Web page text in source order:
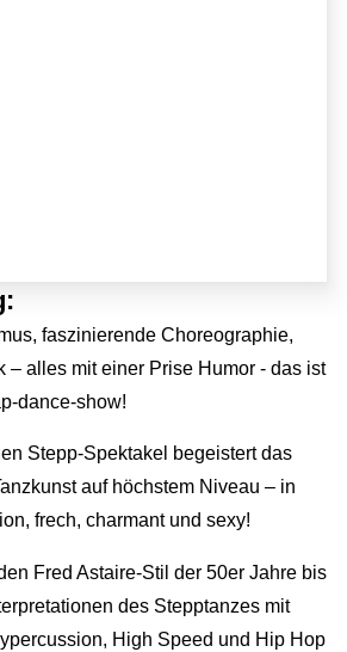
faszinierende Choreographie,
– alles mit einer Prise Humor - das ist
dance-show!
Stepp-Spektakel begeistert das
auf höchstem Niveau – in
frech, charmant und sexy!
Fred Astaire-Stil der 50er Jahre bis
des Stepptanzes mit
High Speed und Hip Hop